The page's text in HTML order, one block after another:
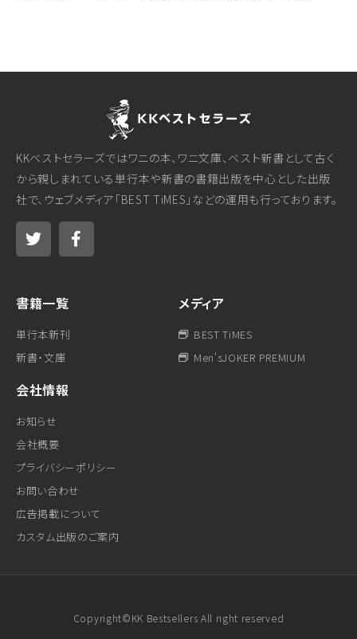
KKベストセラーズではワニの本、ワニ文庫、ベスト新書として古く
から親しまれている単行本や新書の書籍出版を中心とした出版
社で、ウェブメディア「BEST TiMES」などの運用も行っております。
書籍一覧
単行本新刊
新書・文庫
メディア
BEST TiMES
Men'sJOKER PREMIUM
会社情報
お知らせ
会社概要
プライバシーポリシー
お問い合わせ
広告掲載について
カスタム出版のご案内
Copyright©KK Bestsellers All right reserved